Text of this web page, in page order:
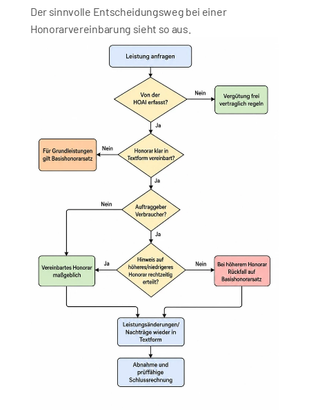
Der sinnvolle Entscheidungsweg bei einer
Honorarvereinbarung sieht so aus.